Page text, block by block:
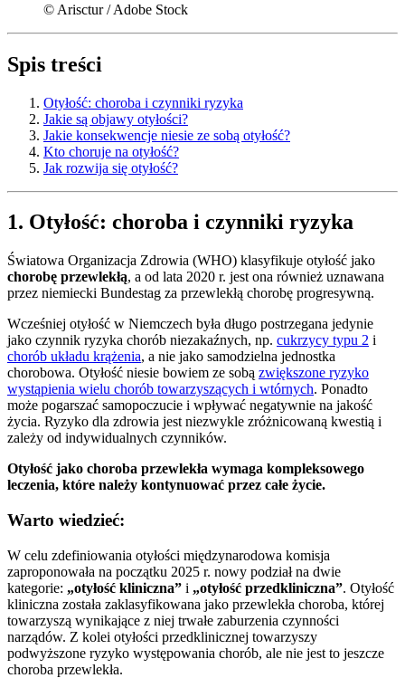
© Arisctur / Adobe Stock
Spis treści
Otyłość: choroba i czynniki ryzyka
Jakie są objawy otyłości?
Jakie konsekwencje niesie ze sobą otyłość?
Kto choruje na otyłość?
Jak rozwija się otyłość?
1. Otyłość: choroba i czynniki ryzyka
Światowa Organizacja Zdrowia (WHO) klasyfikuje otyłość jako
chorobę przewlekłą, a od lata 2020 r. jest ona również uznawana
przez niemiecki Bundestag za przewlekłą chorobę progresywną.
Wcześniej otyłość w Niemczech była długo postrzegana jedynie
jako czynnik ryzyka chorób niezakaźnych, np. cukrzycy typu 2 i
chorób układu krążenia, a nie jako samodzielna jednostka
chorobowa. Otyłość niesie bowiem ze sobą zwiększone ryzyko
wystąpienia wielu chorób towarzyszących i wtórnych. Ponadto
może pogarszać samopoczucie i wpływać negatywnie na jakość
życia. Ryzyko dla zdrowia jest niezwykle zróżnicowaną kwestią i
zależy od indywidualnych czynników.
Otyłość jako choroba przewlekła wymaga kompleksowego
leczenia, które należy kontynuować przez całe życie.
Warto wiedzieć:
W celu zdefiniowania otyłości międzynarodowa komisja
zaproponowała na początku 2025 r. nowy podział na dwie
kategorie: „otyłość kliniczna” i „otyłość przedkliniczna”. Otyłość
kliniczna została zaklasyfikowana jako przewlekła choroba, której
towarzyszą wynikające z niej trwałe zaburzenia czynności
narządów. Z kolei otyłości przedklinicznej towarzyszy
podwyższone ryzyko występowania chorób, ale nie jest to jeszcze
choroba przewlekła.